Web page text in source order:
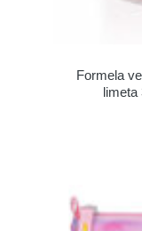
Formela
limeta